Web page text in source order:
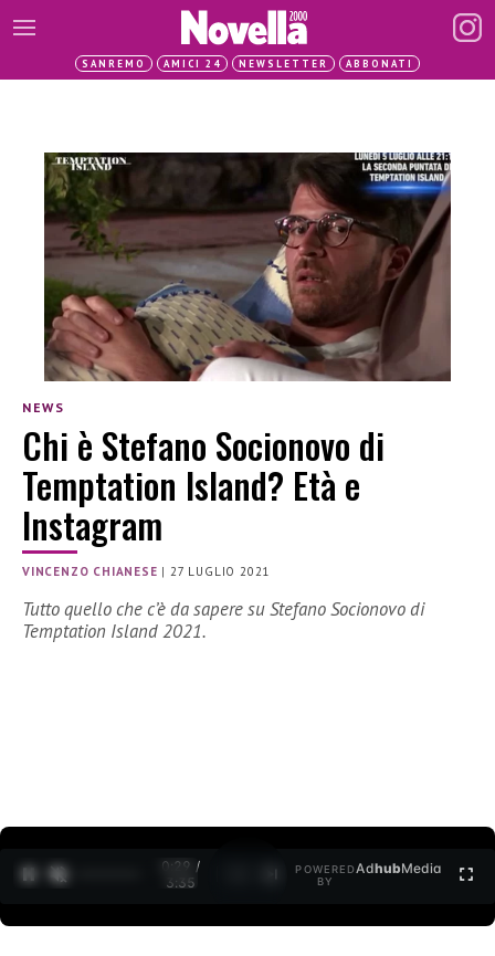
SANREMO AMICI 24 NEWSLETTER ABBONATI
NEWS
Chi è Stefano Socionovo di
Temptation Island? Età e
Instagram
VINCENZO CHIANESE |27 LUGLIO 2021
Tutto quello che c’è da sapere su Stefano Socionovo di
Temptation Island 2021.
0:30 /
3:35
POWERED
BY
AdhubMedia